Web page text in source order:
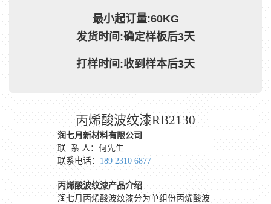
最小起订量:60KG
发货时间:确定样板后3天
打样时间:收到样本后3天
丙烯酸波纹漆RB2130
润七月新材料有限公司
联 系 人：何先生
联系电话： 189 2310 6877
丙烯酸波纹漆产品介绍
润七月丙烯酸波纹漆分为单组份丙烯酸波